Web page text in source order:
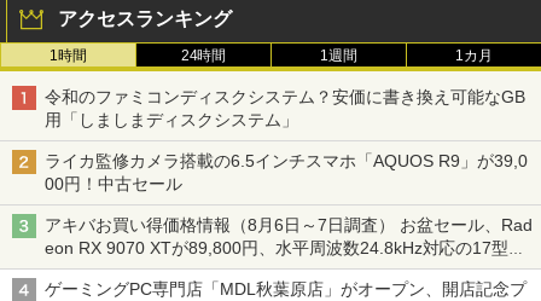
アクセスランキング
1時間 24時間 1週間 1カ月
令和のファミコンディスクシステム？安価に書き換え可能なGB
用「しましまディスクシステム」
ライカ監修カメラ搭載の6.5インチスマホ「AQUOS R9」が39,0
00円！中古セール
アキバお買い得価格情報（8月6日～7日調査） お盆セール、Rad
eon RX 9070 XTが89,800円、水平周波数24.8kHz対応の17型モ
ニターが9,801円、暑さ指数連動セール ほか
ゲーミングPC専門店「MDL秋葉原店」がオープン、開店記念プ